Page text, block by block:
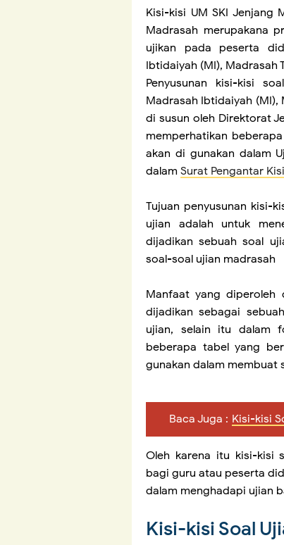
Kisi-kisi UMSKI Jenjang
Madrasah merupakana
ujikan pada peserta
Ibtidaiyah (MI), Madrasah
Penyusunan kisi-kisi
Madrasah Ibtidaiyah (MI),
di susun oleh Direktorat
memperhatikan
akan di gunakan dalam
dalam Surat Pengantar
Tujuan penyusunan kisi-
ujian adalah untuk
dijadikan sebuah soal
soal-soal ujian madrasah
Manfaat yang diperoleh
dijadikan sebagai
ujian, selain itu dalam
beberapa tabel yang
gunakan dalam membuat
Baca Juga : Kisi-kisi
Oleh karena itu kisi-kisi
bagi guru atau peserta
dalam menghadapi ujian
Kisi-kisi Soal